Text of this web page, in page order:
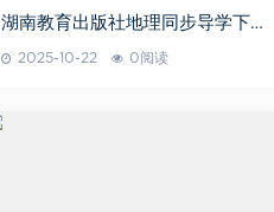
湖南教育出版社地理同步导学下册
2025-10-22 0阅读